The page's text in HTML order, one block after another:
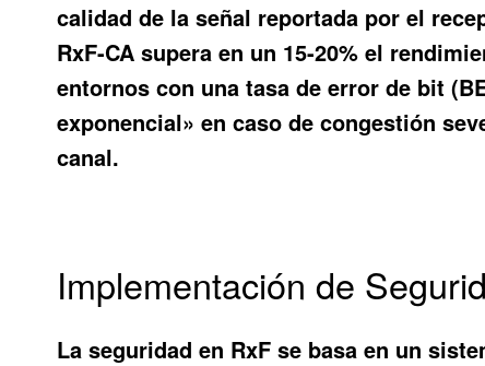
calidad de la señal reportada por el
RxF-CA supera en un 15-20% el
entornos con una tasa de error de bit
exponencial» en caso de congestión
canal.
Implementación de
La seguridad en RxF se basa en un